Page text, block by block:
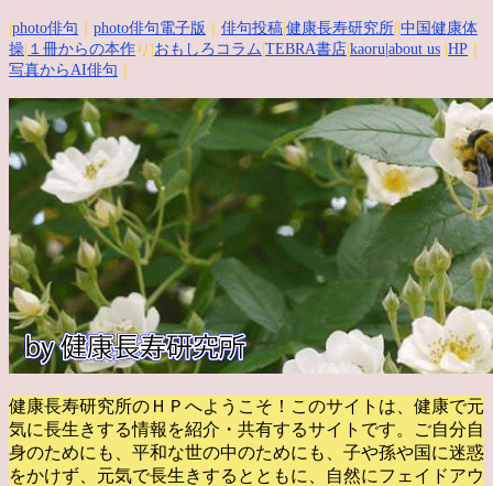
photo俳句 photo俳句電子版 俳句投稿 健康長寿研究所 中国健康体
操 １冊からの本作 り| おもしろコラム TEBRA書店 kaoru |about us HP
写真からAI俳句
健康長寿研究所のＨＰへようこそ！このサイトは、健康で元
気に長生きする情報を紹介・共有するサイトです。
ご自分自
身のためにも、平和な世の中のためにも、子や孫や国に迷惑
をかけず、元気で長生きするとともに、自然にフェイドアウ